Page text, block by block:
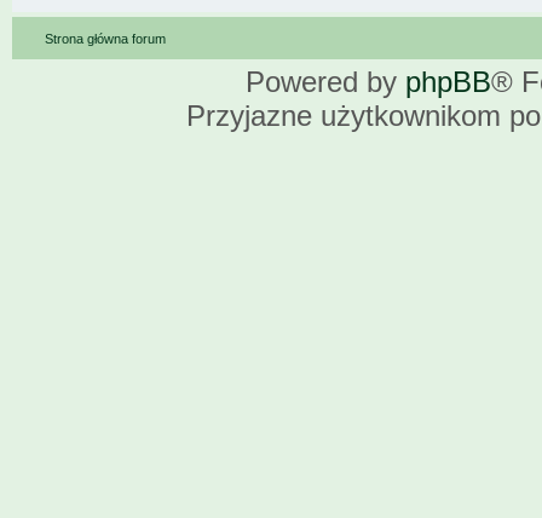
Strona główna forum
Powered by phpBB®
Przyjazne użytkownikom